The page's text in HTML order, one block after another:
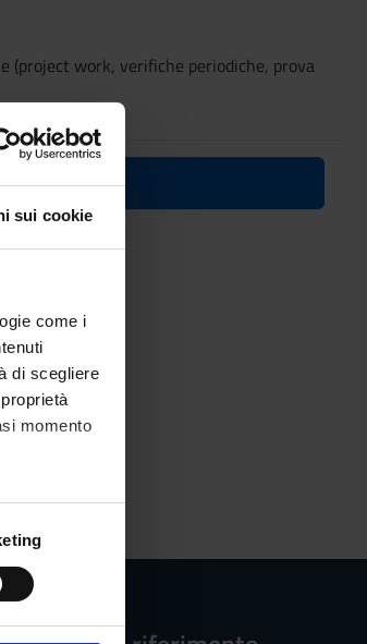
sui cookie
come i
di scegliere
momento
(project work, verifiche periodiche, prova